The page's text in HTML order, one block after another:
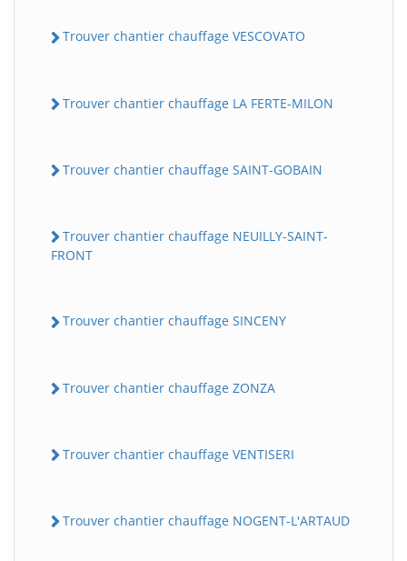
Trouver chantier chauffage VESCOVATO
Trouver chantier chauffage LA FERTE-MILON
Trouver chantier chauffage SAINT-GOBAIN
Trouver chantier chauffage NEUILLY-SAINT-
FRONT
Trouver chantier chauffage SINCENY
Trouver chantier chauffage ZONZA
Trouver chantier chauffage VENTISERI
Trouver chantier chauffage NOGENT-L'ARTAUD